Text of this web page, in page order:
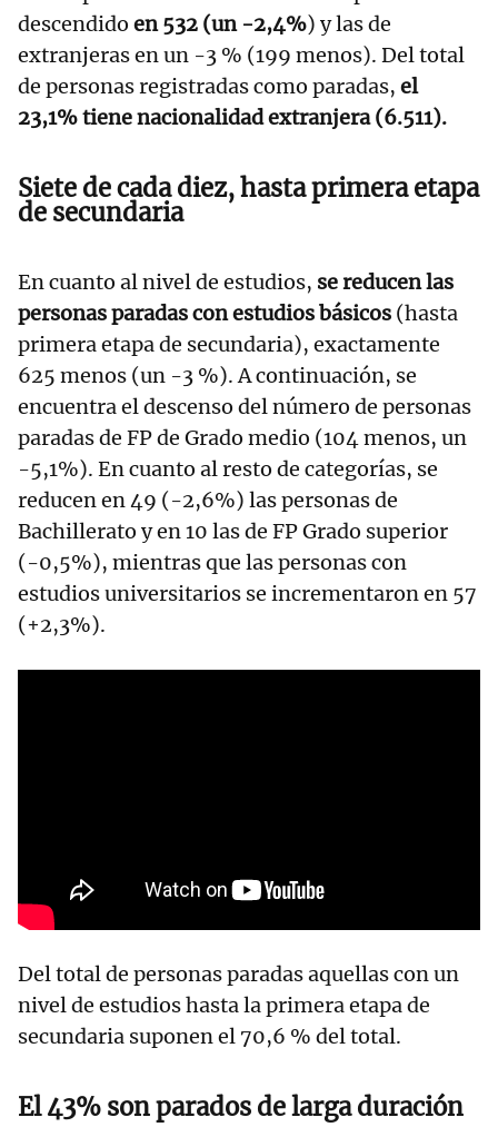
descendido en 532 (un -2,4%) y las de
extranjeras en un -3 % (199 menos). Del total
de personas registradas como paradas, el
23,1% tiene nacionalidad extranjera (6.511).
Siete de cada diez, hasta primera etapa
de secundaria
En cuanto al nivel de estudios, se reducen las
personas paradas con estudios básicos (hasta
primera etapa de secundaria), exactamente
625 menos (un -3 %). A continuación, se
encuentra el descenso del número de personas
paradas de FP de Grado medio (104 menos, un
-5,1%). En cuanto al resto de categorías, se
reducen en 49 (-2,6%) las personas de
Bachillerato y en 10 las de FP Grado superior
(-0,5%), mientras que las personas con
estudios universitarios se incrementaron en 57
(+2,3%).
Del total de personas paradas aquellas con un
nivel de estudios hasta la primera etapa de
secundaria suponen el 70,6 % del total.
El 43% son parados de larga duración